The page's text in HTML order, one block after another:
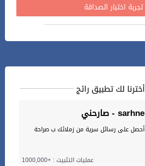
تجربة اختبار الصداقة
أخترنا لك تطبيق رائج
صارحني - sarhne
أحصل على رسائل سرية من زملائك ب صراحة
عمليات التثبيت : +1000,000